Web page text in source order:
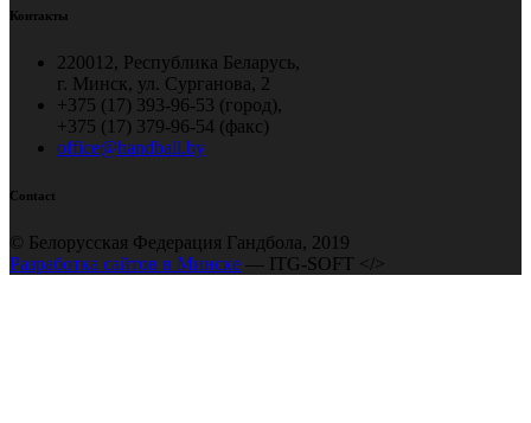
Контакты
220012, Республика Беларусь,
г. Минск, ул. Сурганова, 2
+375 (17) 393-96-53 (город),
+375 (17) 379-96-54 (факс)
office@handball.by
Contact
© Белорусская Федерация Гандбола, 2019
Разработка сайтов в Минске — ITG-SOFT </>